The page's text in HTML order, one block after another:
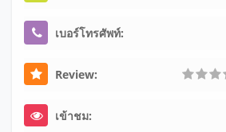
เบอร์โทรศัพท์:
Review:
เข้าชม: